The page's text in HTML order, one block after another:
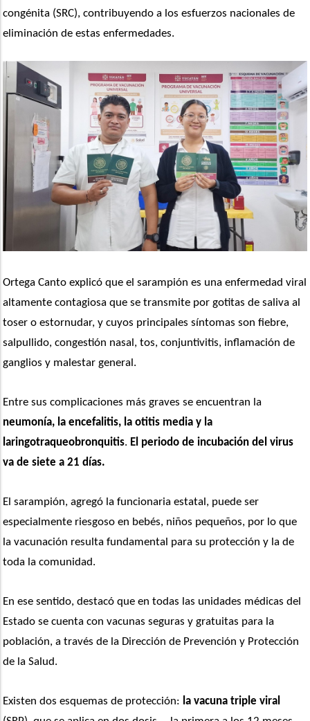
congénita (SRC), contribuyendo a los esfuerzos nacionales de
eliminación de estas enfermedades.
Ortega Canto explicó que el sarampión es una enfermedad viral
altamente contagiosa que se transmite por gotitas de saliva al
toser o estornudar, y cuyos principales síntomas son fiebre,
salpullido, congestión nasal, tos, conjuntivitis, inflamación de
ganglios y malestar general.
neumonía, la encefalitis, la otitis media y la
laringotraqueobronquitis. El periodo de incubación del virus
va de siete a 21 días.
El sarampión, agregó la funcionaria estatal, puede ser
especialmente riesgoso en bebés, niños pequeños, por lo que
la vacunación resulta fundamental para su protección y la de
toda la comunidad.
En ese sentido, destacó que en todas las unidades médicas del
Estado se cuenta con vacunas seguras y gratuitas para la
población, a través de la Dirección de Prevención y Protección
de la Salud.
Existen dos esquemas de protección: la vacuna triple viral